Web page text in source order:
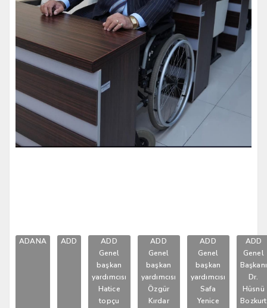
ADANA ADD
ADD
Genel
başkan
yardımcısı
Hatice
topçu
ADD
Genel
başkan
yardımcısı
Özgür
Kırdar
ADD
Genel
başkan
yardımcısı
Safa
Yenice
ADD
Genel
Başkanı
Dr.
Hüsnü
Bozkurt